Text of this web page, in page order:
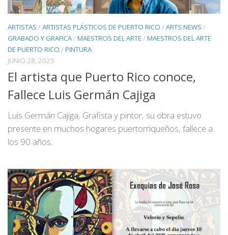
ARTISTAS /ARTISTAS PLÁSTICOS DE PUERTO RICO /ARTS NEWS /
GRABADO Y GRAFICA/MAESTROS DEL ARTE /MAESTROS DEL ARTE
DE PUERTO RICO /PINTURA
JUNIO 28, 2025
El artista que Puerto Rico conoce,
Fallece Luis Germán Cajiga
Luis Germán Cajiga, Grafista y pintor, su obra estuvo
presente en muchos hogares puertorriqueños, fallece a
los 90 años.